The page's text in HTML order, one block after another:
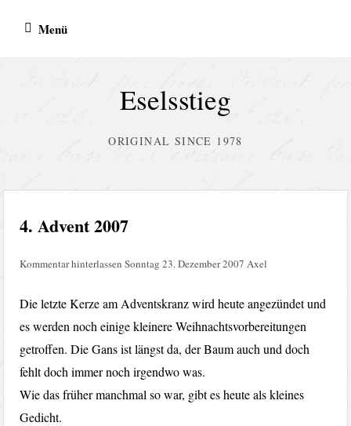
Inhalt Menü
Eselsstieg
ORIGINAL SINCE 1978
4. Advent 2007
Kommentar hinterlassen Sonntag 23. Dezember 2007 Axel
Die letzte Kerze am Adventskranz wird heute angezündet und
es werden noch einige kleinere Weihnachtsvorbereitungen
getroffen. Die Gans ist längst da, der Baum auch und doch
fehlt doch immer noch irgendwo was.
Wie das früher manchmal so war, gibt es heute als kleines
Gedicht.